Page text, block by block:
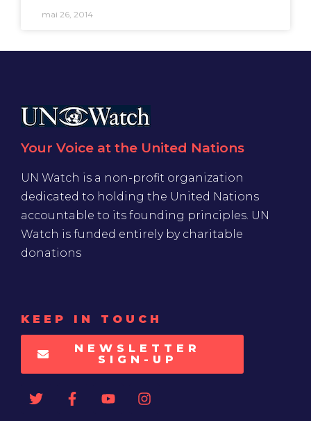
mai 26, 2014
Your Voice at the United Nations
UN Watch is a non-profit organization
dedicated to holding the United Nations
accountable to its founding principles. UN
Watch is funded entirely by charitable
donations
KEEP IN TOUCH
NEWSLETTER
SIGN-UP